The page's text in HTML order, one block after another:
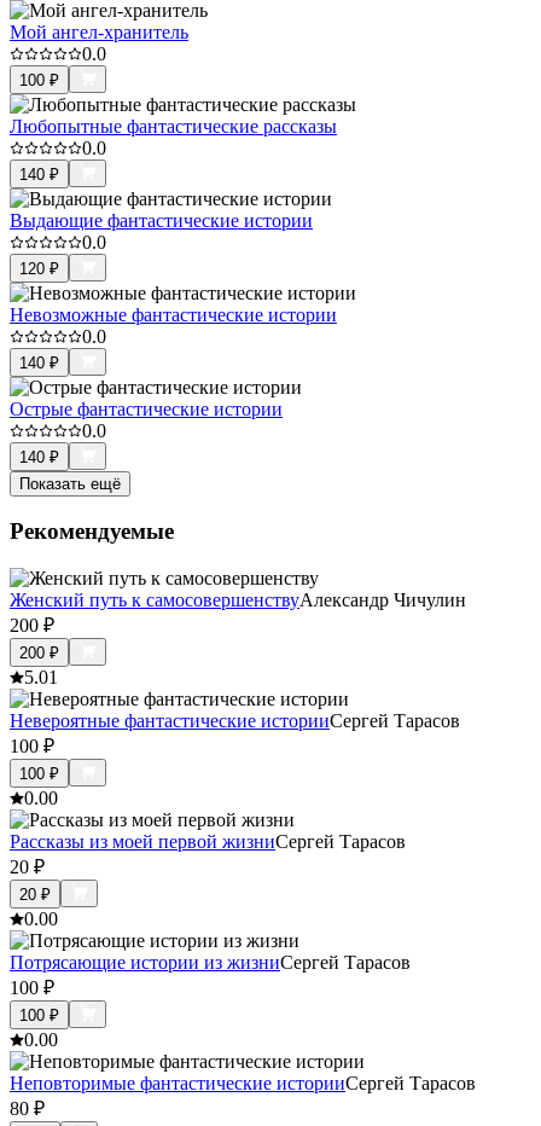
Мой ангел-хранитель
0.0
100 ₽
Любопытные фантастические рассказы
0.0
140 ₽
Выдающие фантастические истории
0.0
120 ₽
Невозможные фантастические истории
0.0
140 ₽
Острые фантастические истории
0.0
140 ₽
Показать ещё
Рекомендуемые
Женский путь к самосовершенствуАлександр Чичулин
200 ₽
200 ₽
5.01
Невероятные фантастические историиСергей Тарасов
100 ₽
100 ₽
0.00
Рассказы из моей первой жизниСергей Тарасов
20 ₽
20 ₽
0.00
Потрясающие истории из жизниСергей Тарасов
100 ₽
100 ₽
0.00
Неповторимые фантастические историиСергей Тарасов
80 ₽